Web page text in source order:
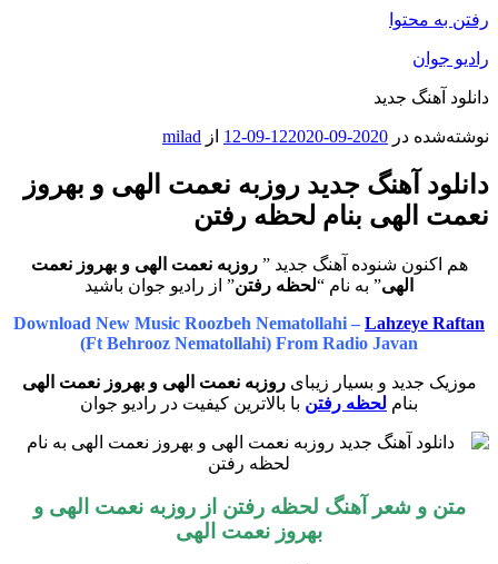
رفتن به محتوا
رادیو جوان
دانلود آهنگ جدید
نوشته‌شده در 2020-09-12
2020-09-12 از milad
دانلود آهنگ جدید روزبه نعمت الهی و بهروز
نعمت الهی بنام لحظه رفتن
هم اکنون شنوده آهنگ جدید ”روزبه نعمت الهی و بهروز نعمت
الهی” به نام “لحظه رفتن” از رادیو جوان باشید
Download New Music Roozbeh Nematollahi – Lahzeye Raftan
(Ft Behrooz Nematollahi) From Radio Javan
موزیک جدید و بسیار زیبایروزبه نعمت الهی و بهروز نعمت الهی
بنام لحظه رفتن با بالاترین کیفیت در رادیو جوان
متن و شعر آهنگ لحظه رفتن ازروزبه نعمت الهی و
بهروز نعمت الهی